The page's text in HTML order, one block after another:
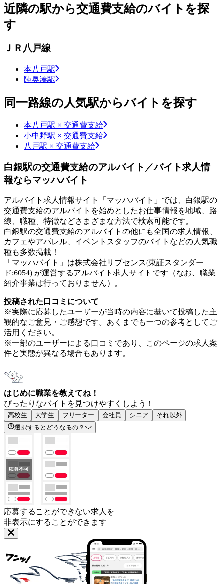
近隣の駅から交通費支給のバイトを探
す
ＪＲ八戸線
本八戸駅
陸奥湊駅
同一路線の人気駅からバイトを探す
本八戸駅 × 交通費支給
小中野駅 × 交通費支給
八戸駅 × 交通費支給
白銀駅の交通費支給のアルバイト／バイト求人情
報ならマッハバイト
アルバイト求人情報サイト「マッハバイト」では、白銀駅の
交通費支給のアルバイトを始めとしたお仕事情報を地域、路
線、職種、特徴などさまざまな方法で検索可能です。
白銀駅の交通費支給のアルバイトの他にも全国の求人情報、
カフェやアパレル、イベントスタッフのバイトなどの人気職
種も多数掲載！
「マッハバイト」は株式会社リブセンス(東証スタンダー
ド:6054) が運営するアルバイト求人サイトです（なお、職業
紹介事業は行っておりません）。
投稿された口コミについて
※実際に応募したユーザーが当時の内容に基いて投稿した主
観的なご意見・ご感想です。あくまでも一つの参考としてご
活用ください。
※一部のユーザーによる口コミであり、このページの求人案
件と実態が異なる場合もあります。
はじめに職業を教えてね！
ぴったりなバイトを見つけやすくしよう！
高校生 大学生 フリーター 会社員 シニア
それ以外
選択するとどうなるの？
応募することができない求人を
非表示にすることができます